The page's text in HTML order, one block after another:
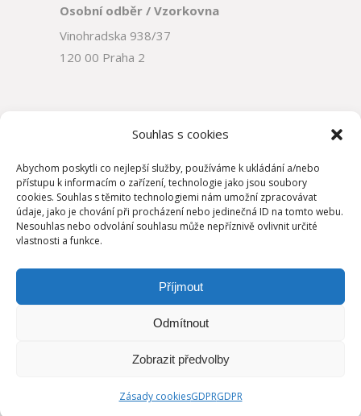
Souhlas s cookies
Abychom poskytli co nejlepší služby, používáme k ukládání a/nebo
přístupu k informacím o zařízení, technologie jako jsou soubory
cookies. Souhlas s těmito technologiemi nám umožní zpracovávat
údaje, jako je chování při procházení nebo jedinečná ID na tomto webu.
Nesouhlas nebo odvolání souhlasu může nepříznivě ovlivnit určité
vlastnosti a funkce.
Příjmout
Odmítnout
Zobrazit předvolby
Zásady cookiesGDPRGDPR
Osobní odběr / Vzorkovna
Vinohradska 938/37
120 00 Praha 2
Atelier Fabrics s.r.o.